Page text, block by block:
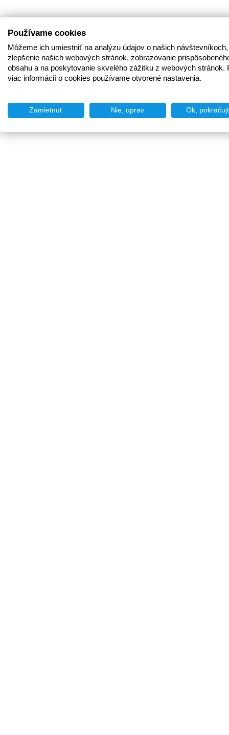
Používame cookies
Môžeme ich umiestniť na analýzu údajov o našich
zlepšenie našich webových stránok, zobrazovanie
obsahu a na poskytovanie skvelého zážitku z webových stránok.
viac informácií o cookies používame otvorené nastavenia.
Zamietnuť Nie, uprav Ok,